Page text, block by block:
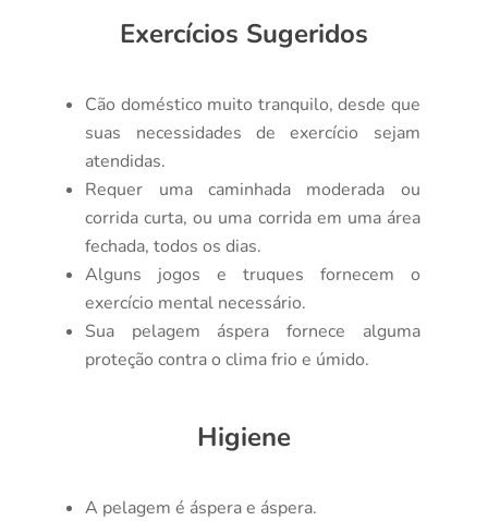
Exercícios Sugeridos
Cão doméstico muito tranquilo, desde que
suas necessidades de exercício sejam
atendidas.
Requer uma caminhada moderada ou
corrida curta, ou uma corrida em uma área
fechada, todos os dias.
Alguns jogos e truques fornecem o
exercício mental necessário.
Sua pelagem áspera fornece alguma
proteção contra o clima frio e úmido.
Higiene
A pelagem é áspera e áspera.